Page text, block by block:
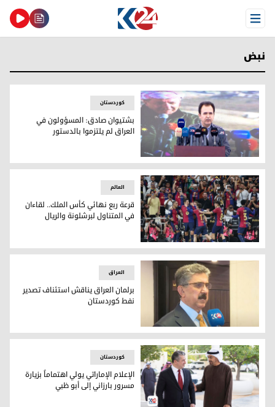
Open Menu
نبض
بشتيوان صادق
کوردستان
بشتيوان صادق: المسؤولون في
العراق لم يلتزموا بالدستور
قرعة ربع نهائي كأس الملك.. لقاءان في المتناول لبرشلونة
العالم
قرعة ربع نهائي كأس الملك.. لقاءان
في المتناول لبرشلونة والريال
برلمان العراق يناقش استئناف تصدير نفط كوردستان
العراق
برلمان العراق يناقش استئناف تصدير
نفط كوردستان
کوردستان
الإعلام الإماراتي يولي اهتماماً بزيارة
مسرور بارزاني إلى أبو ظبي